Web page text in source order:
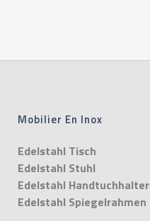
Mobilier En Inox
Edelstahl Tisch
Edelstahl Stuhl
Edelstahl Handtuchhalter
Edelstahl Spiegelrahmen